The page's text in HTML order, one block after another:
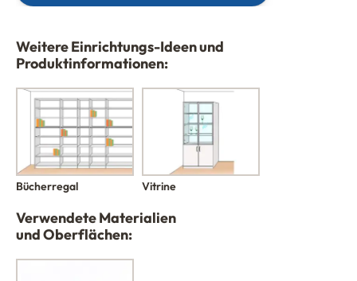
Weitere Einrichtungs-Ideen und
Produktinformationen:
Bücherregal Vitrine
Verwendete Materialien
und Oberflächen: